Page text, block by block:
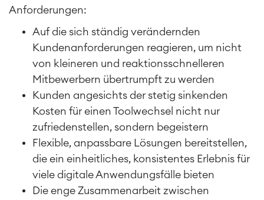
Anforderungen:
Auf die sich ständig verändernden
Kundenanforderungen reagieren, um nicht
von kleineren und reaktionsschnelleren
Mitbewerbern übertrumpft zu werden
Kunden angesichts der stetig sinkenden
Kosten für einen Toolwechsel nicht nur
zufriedenstellen, sondern begeistern
Flexible, anpassbare Lösungen bereitstellen,
die ein einheitliches, konsistentes Erlebnis für
viele digitale Anwendungsfälle bieten
Die enge Zusammenarbeit zwischen